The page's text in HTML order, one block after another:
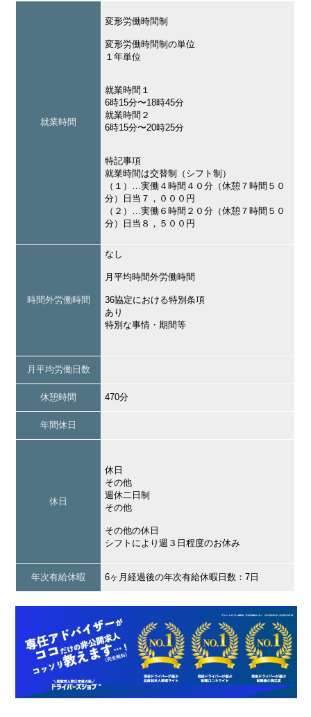
就業時間
変形労働時間制
変形労働時間制の単位
１年単位
就業時間１
6時15分〜18時45分
就業時間２
6時15分〜20時25分
特記事項
就業時間は交替制（シフト制）
（１）…実働４時間４０分（休憩７時間５０
分）日当７，０００円
（２）…実働６時間２０分（休憩７時間５０
分）日当８，５００円
時間外労働時間
なし
月平均時間外労働時間
36協定における特別条項
あり
特別な事情・期間等
月平均労働日数
休憩時間 470分
年間休日
休日
休日
その他
週休二日制
その他
その他の休日
シフトにより週３日程度のお休み
年次有給休暇 6ヶ月経過後の年次有給休暇日数：7日